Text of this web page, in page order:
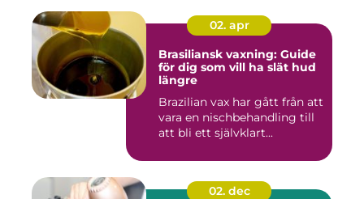
02. apr
Brasiliansk vaxning: Guide
för dig som vill ha slät hud
längre
Brazilian vax har gått från att
vara en nischbehandling till
att bli ett självklart...
02. dec